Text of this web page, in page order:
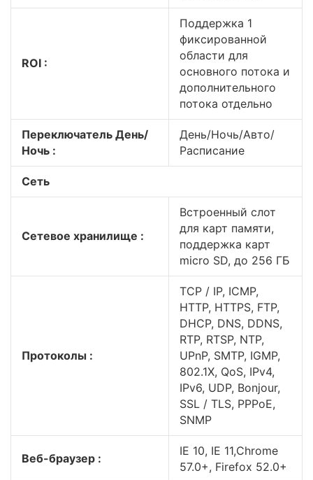
ROI :
Поддержка 1
фиксированной
области для
основного потока и
дополнительного
потока отдельно
Переключатель День/
Ночь :
День/Ночь/Авто/
Расписание
Сеть
Сетевое хранилище :
Встроенный слот
для карт памяти,
поддержка карт
micro SD, до 256 ГБ
Протоколы :
TCP / IP, ICMP,
HTTP, HTTPS, FTP,
DHCP, DNS, DDNS,
RTP, RTSP, NTP,
UPnP, SMTP, IGMP,
802.1X, QoS, IPv4,
IPv6, UDP, Bonjour,
SSL / TLS, PPPoE,
SNMP
Веб-браузер :
IE 10, IE 11,Chrome
57.0+, Firefox 52.0+